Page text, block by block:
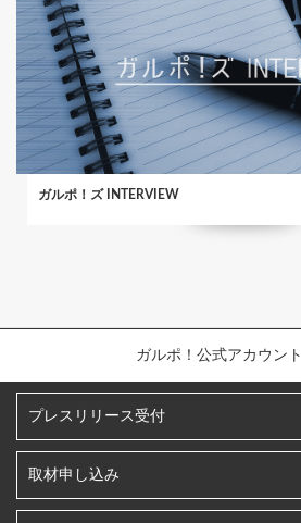
ガルポ！ズ INTERVIEW
ガルポ！公式アカウント
プレスリリース受付
取材申し込み